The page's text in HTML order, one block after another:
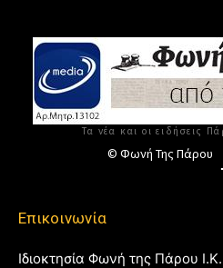
Τα νέα και οι ειδήσεις
© Φωνή Της Πάρου
Επικοινωνία
Ιδιοκτησία Φωνή της Πάρου